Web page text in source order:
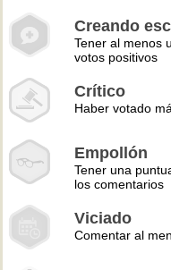
Creando
Tener al menos
votos positivos
Crítico
Haber votado
Empollón
Tener una
los comentarios
Viciado
Comentar al